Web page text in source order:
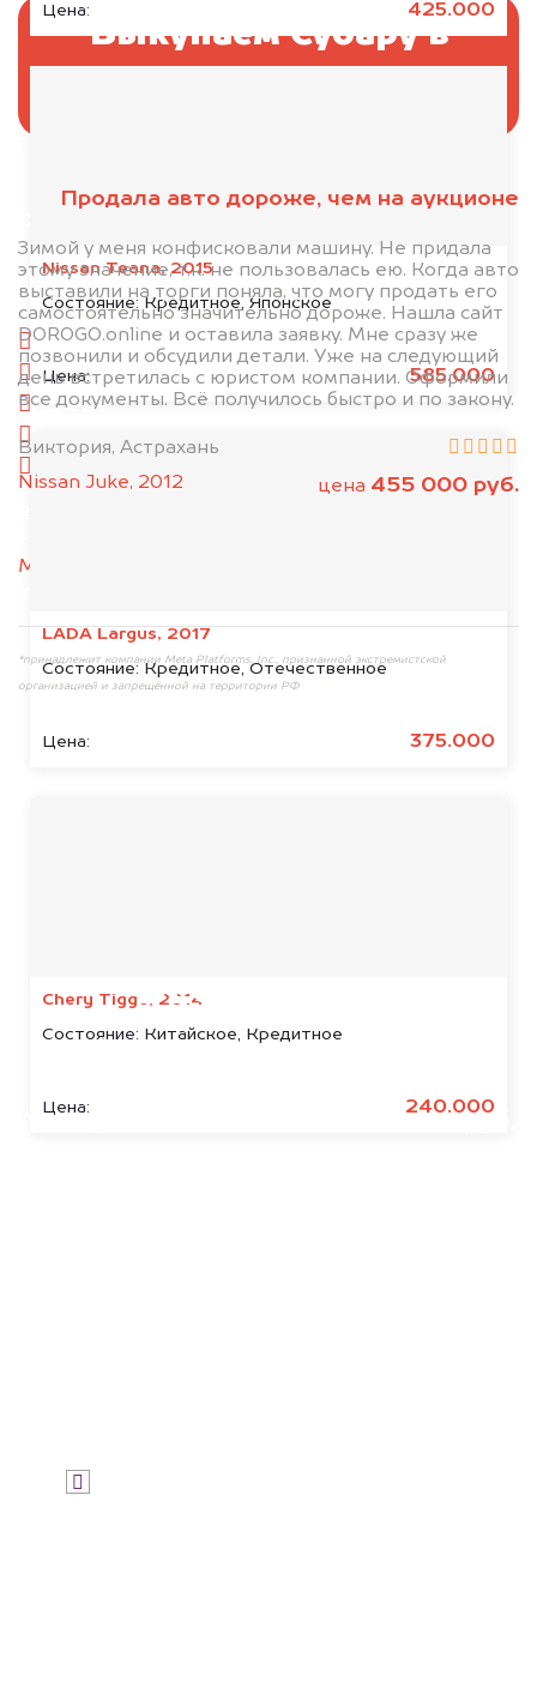
Цена: 425.000
Nissan Teana, 2015
Состояние: Кредитное, Японское
Цена: 585.000
LADA Largus, 2017
Состояние: Кредитное, Отечественное
Цена: 375.000
Chery Tiggo, 2014
Состояние: Китайское, Кредитное
Цена: 240.000
Продала авто дороже, чем на аукционе
Зимой у меня конфисковали машину. Не придала
этому значение, т.к. не пользовалась ею. Когда авто
выставили на торги поняла, что могу продать его
самостоятельно значительно дороже. Нашла сайт
DOROGO.online и оставила заявку. Мне сразу же
позвонили и обсудили детали. Уже на следующий
день встретилась с юристом компании. Оформили
все документы. Всё получилось быстро и по закону.
Виктория, Астрахань
Nissan Juke, 2012
цена 455 000 руб.
Выкупаем Субару в
минуту эксперт-оценщик назовёт сумму.
1. Сфотографируйте машину:
спереди
сзади
слева
MAX
*принадлежит компании Meta Platforms, Inc., признанной экстремистской
организацией и запрещённой на территории РФ
БЕСПЛАТНО
Узнайте стоимость арестованных
Мы купим ваше авто на 20.000 руб.